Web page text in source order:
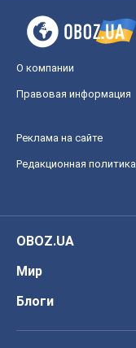
О компании
Правовая информация
Реклама на сайте
Редакционная политика
OBOZ.UA
Мир
Блоги